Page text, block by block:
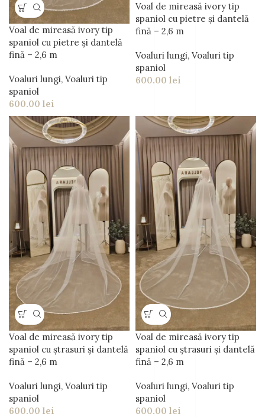
Voal de mireasă ivory tip
spaniol cu pietre și dantelă
fină – 2,6 m
Voaluri lungi, Voaluri tip
spaniol
600.00 lei
Voal de mireasă ivory tip
spaniol cu pietre și dantelă
fină – 2,6 m
Voaluri lungi, Voaluri tip
spaniol
600.00 lei
Voal de mireasă ivory tip
spaniol cu ștrasuri și dantelă
fină – 2,6 m
Voaluri lungi, Voaluri tip
spaniol
600.00 lei
Voal de mireasă ivory tip
spaniol cu ștrasuri și dantelă
fină – 2,6 m
Voaluri lungi, Voaluri tip
spaniol
600.00 lei